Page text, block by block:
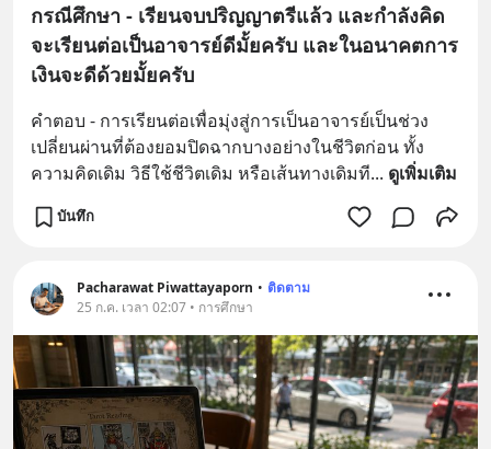
กรณีศึกษา - เรียนจบปริญญาตรีแล้ว และกำลังคิด
จะเรียนต่อเป็นอาจารย์ดีมั้ยครับ และในอนาคตการ
เงินจะดีด้วยมั้ยครับ
คำตอบ - การเรียนต่อเพื่อมุ่งสู่การเป็นอาจารย์เป็นช่วง
เปลี่ยนผ่านที่ต้องยอมปิดฉากบางอย่างในชีวิตก่อน ทั้ง
ความคิดเดิม วิธีใช้ชีวิตเดิม หรือเส้นทางเดิมที... ดูเพิ่มเติม
บันทึก
Pacharawat Piwattayaporn • ติดตาม
25 ก.ค. เวลา 02:07 • การศึกษา